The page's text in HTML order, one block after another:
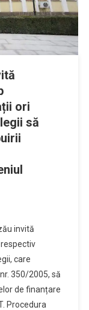
ori
să
invită
care
350/2005, să
de finanțare
Procedura